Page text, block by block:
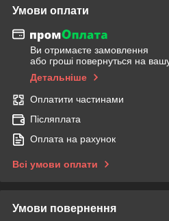
Умови оплати
Ви отримаєте замовлення
або гроші повернуться на
Детальніше
Оплатити частинами
Післяплата
Оплата на рахунок
Всі умови оплати
Умови повернення